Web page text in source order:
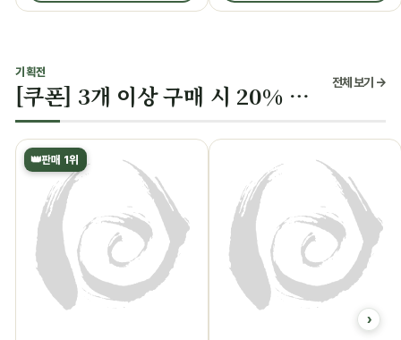
기획전
[쿠폰] 3개 이상 구매 시 20% 할인 전체 보기 →
👑판매 1위